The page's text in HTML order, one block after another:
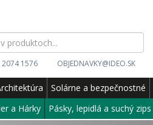
2074 1576 OBJEDNAVKY@IDEO.SK
Solárne a bezpečnostné
a Hárky Pásky, lepidlá a suchý zips